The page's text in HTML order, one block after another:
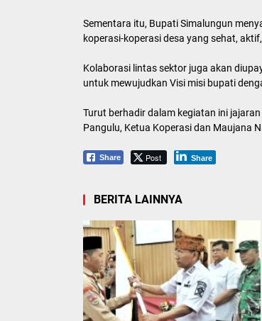
Sementara itu, Bupati Simalungun
koperasi-koperasi desa yang sehat,
Kolaborasi lintas sektor juga akan
untuk mewujudkan Visi misi bupati
Turut berhadir dalam kegiatan ini
Pangulu, Ketua Koperasi dan Maujana
Share Post Share
BERITA LAINNYA